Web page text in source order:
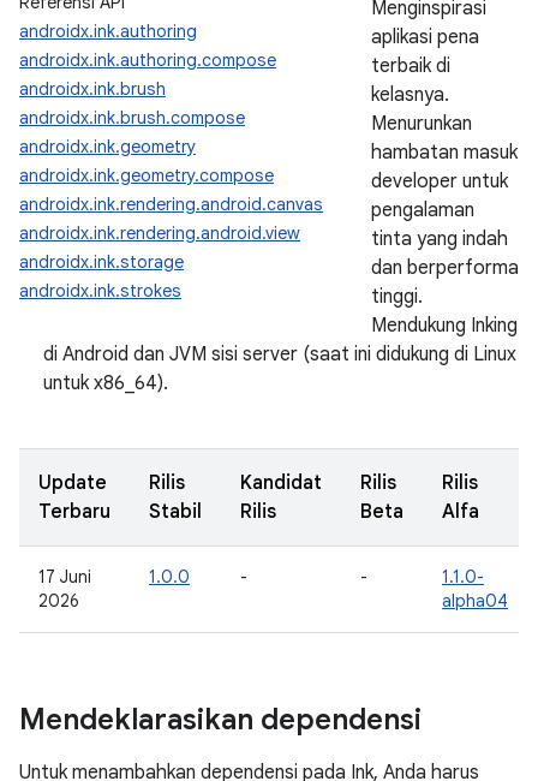
androidx.ink.authoring
androidx.ink.authoring.compose
androidx.ink.brush
androidx.ink.brush.compose
androidx.ink.geometry
androidx.ink.geometry.compose
androidx.ink.rendering.android.canvas
androidx.ink.rendering.android.view
androidx.ink.storage
androidx.ink.strokes
Menginspirasi
aplikasi pena
terbaik di
kelasnya.
Menurunkan
hambatan masuk
developer untuk
pengalaman
tinta yang indah
dan berperforma
tinggi.
Mendukung Inking
di Android dan JVM sisi server (saat ini didukung di Linux
untuk x86_64).
Update
Terbaru
Rilis
Stabil
Kandidat
Rilis
Rilis
Beta
Rilis
Alfa
17 Juni
2026
1.0.0 - -
1.1.0-
alpha04
Mendeklarasikan dependensi
Untuk menambahkan dependensi pada Ink, Anda harus